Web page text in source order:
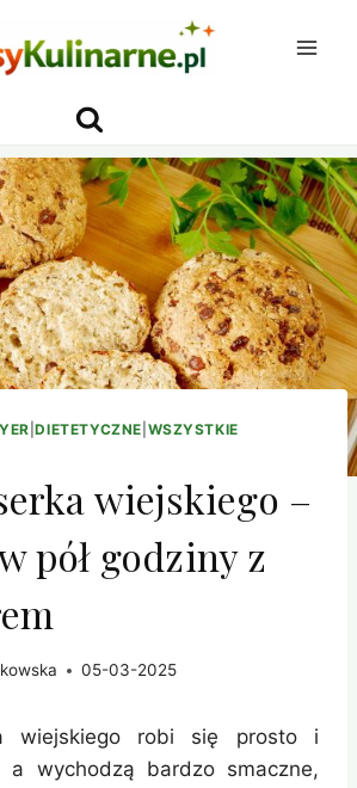
|DIETETYCZNE WSZYSTKIE
wiejskiego –
pół godziny z
05-03-2025
wiejskiego robi się prosto i
a wychodzą bardzo smaczne,